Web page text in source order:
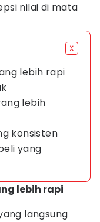
nilai di mata
lebih rapi
lebih
konsisten
yang
lebih rapi
langsung